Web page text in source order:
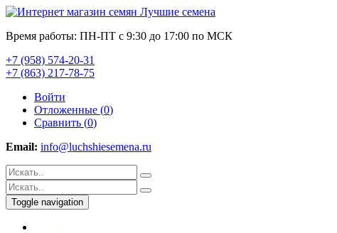
Время работы: ПН-ПТ с 9:30 до 17:00 по МСК
+7 (958) 574-20-31
+7 (863) 217-78-75
Войти
Отложенные (0)
Сравнить (0)
Email: info@luchshiesemena.ru
Toggle navigation